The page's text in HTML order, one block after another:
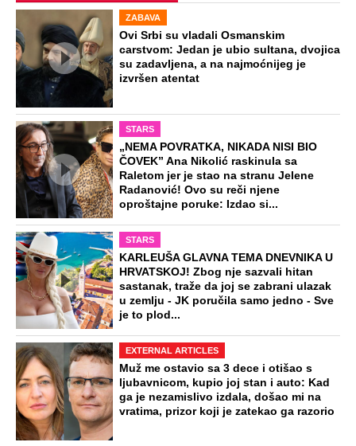
ZABAVA
Ovi Srbi su vladali Osmanskim
carstvom: Jedan je ubio sultana, dvojica
su zadavljena, a na najmoćnijeg je
izvršen atentat
STARS
„NEMA POVRATKA, NIKADA NISI BIO
ČOVEK” Ana Nikolić raskinula sa
Raletom jer je stao na stranu Jelene
Radanović! Ovo su reči njene
oproštajne poruke: Izdao si...
STARS
KARLEUŠA GLAVNA TEMA DNEVNIKA U
HRVATSKOJ! Zbog nje sazvali hitan
sastanak, traže da joj se zabrani ulazak
u zemlju - JK poručila samo jedno - Sve
je to plod...
EXTERNAL ARTICLES
Muž me ostavio sa 3 dece i otišao s
ljubavnicom, kupio joj stan i auto: Kad
ga je nezamislivo izdala, došao mi na
vratima, prizor koji je zatekao ga razorio